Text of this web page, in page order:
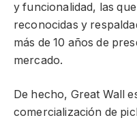
y funcionalidad, las
reconocidas y
más de 10 años de
mercado.
De hecho, Great Wall
comercialización de